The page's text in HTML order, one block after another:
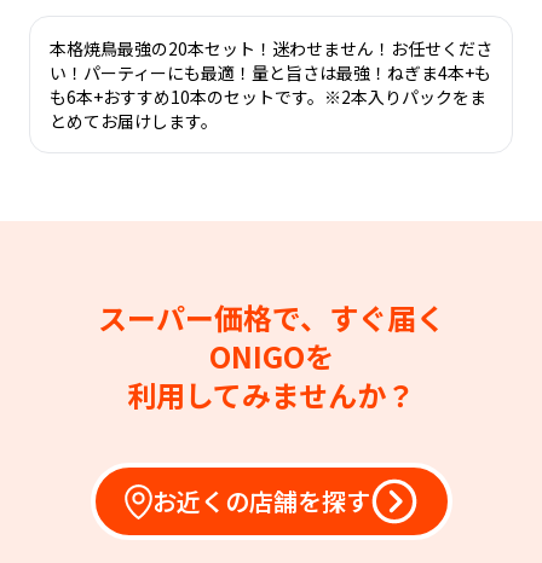
本格焼鳥最強の20本セット！迷わせません！お任せくださ
い！パーティーにも最適！量と旨さは最強！ねぎま4本+も
も6本+おすすめ10本のセットです。※2本入りパックをま
とめてお届けします。
スーパー価格で、すぐ届く
ONIGOを
利用してみませんか？
お近くの店舗を探す